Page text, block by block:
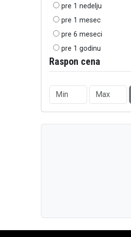
pre 1 nedelju
pre 1 mesec
pre 6 meseci
pre 1 godinu
Raspon cena